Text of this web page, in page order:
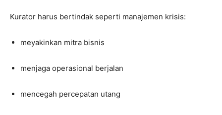
Kurator harus bertindak seperti manajemen krisis:
meyakinkan mitra bisnis
menjaga operasional berjalan
mencegah percepatan utang